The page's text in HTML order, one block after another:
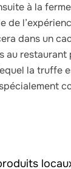
à la
de
dans un
au restaurant
la truffe